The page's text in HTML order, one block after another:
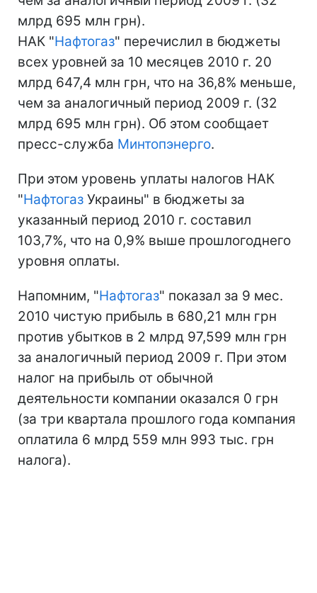
млрд 695 млн грн).
НАК "Нафтогаз" перечислил в бюджеты
всех уровней за 10 месяцев 2010 г. 20
млрд 647,4 млн грн, что на 36,8% меньше,
чем за аналогичный период 2009 г. (32
млрд 695 млн грн). Об этом сообщает
пресс-служба Минтопэнерго.
При этом уровень уплаты налогов НАК
"Нафтогаз Украины" в бюджеты за
указанный период 2010 г. составил
103,7%, что на 0,9% выше прошлогоднего
уровня оплаты.
Напомним, "Нафтогаз" показал за 9 мес.
2010 чистую прибыль в 680,21 млн грн
против убытков в 2 млрд 97,599 млн грн
за аналогичный период 2009 г. При этом
налог на прибыль от обычной
деятельности компании оказался 0 грн
(за три квартала прошлого года компания
оплатила 6 млрд 559 млн 993 тыс. грн
налога).